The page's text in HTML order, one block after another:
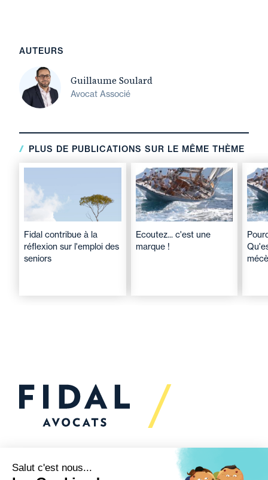
AUTEURS
Guillaume Soulard
Avocat Associé
PLUS DE PUBLICATIONS SUR LE MÊME THÈME
Fidal contribue à la
réflexion sur l'emploi des
seniors
Ecoutez... c'est une
marque !
Vous souhaitez échanger